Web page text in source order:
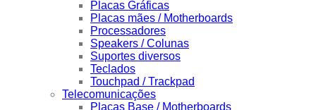
Placas Gráficas
Placas mães / Motherboards
Processadores
Speakers / Colunas
Suportes diversos
Teclados
Touchpad / Trackpad
Telecomunicações
Placas Base / Motherboards